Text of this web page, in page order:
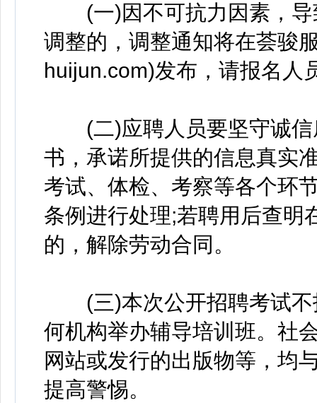
(一)因不可抗力因素，导
调整的，调整通知将在荟骏
huijun.com)发布，请报名人
(二)应聘人员要坚守诚信
书，承诺所提供的信息真实
考试、体检、考察等各个环
条例进行处理;若聘用后查明
的，解除劳动合同。
(三)本次公开招聘考试不
何机构举办辅导培训班。社
网站或发行的出版物等，均
提高警惕。